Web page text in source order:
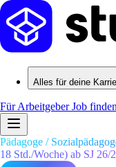
Alles für deine
Für ArbeitgeberJob finden
Pädagoge /
18 Std./Woche) ab SJ 26/